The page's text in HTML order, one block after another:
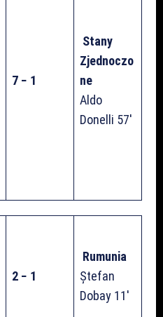
7 − 1
Stany
Zjednoczo
ne
Aldo
Donelli 57′
2 − 1
Rumunia
Ștefan
Dobay 11′